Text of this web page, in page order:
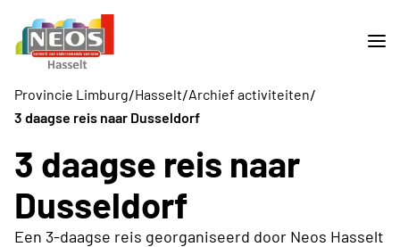
Provincie Limburg/Hasselt/Archief activiteiten/
3 daagse reis naar Dusseldorf
3 daagse reis naar
Dusseldorf
Een 3-daagse reis georganiseerd door Neos Hasselt